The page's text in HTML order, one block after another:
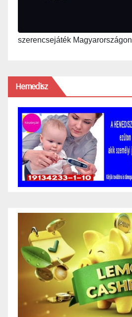
szerencsejáték Magyarországon
Hemedisz